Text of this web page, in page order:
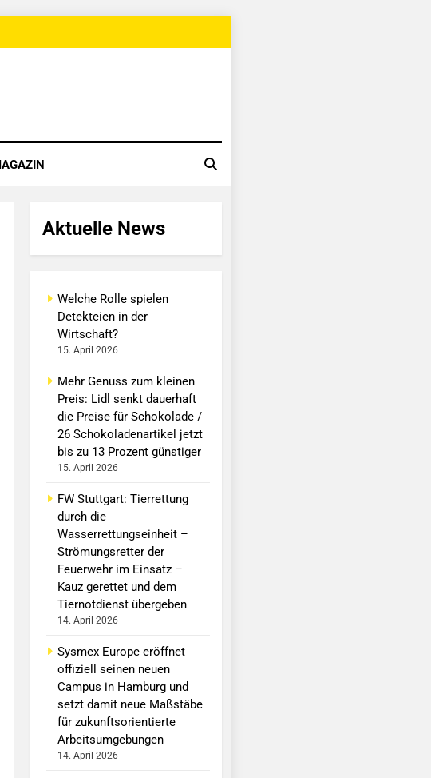
Aktuelle News
Welche Rolle spielen
Detekteien in der
Wirtschaft?
15. April 2026
Mehr Genuss zum kleinen
Preis: Lidl senkt dauerhaft
die Preise für Schokolade /
26 Schokoladenartikel jetzt
bis zu 13 Prozent günstiger
15. April 2026
FW Stuttgart: Tierrettung
durch die
Wasserrettungseinheit –
Strömungsretter der
Feuerwehr im Einsatz –
Kauz gerettet und dem
Tiernotdienst übergeben
14. April 2026
Sysmex Europe eröffnet
offiziell seinen neuen
Campus in Hamburg und
setzt damit neue Maßstäbe
für zukunftsorientierte
Arbeitsumgebungen
14. April 2026